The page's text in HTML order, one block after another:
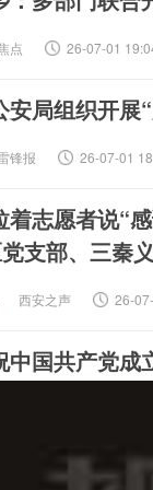
点 26-07-01
安局组织开展
锋报 26-07-01
着志愿者说“
支部、三秦
西安之声 26-
中国共产党成